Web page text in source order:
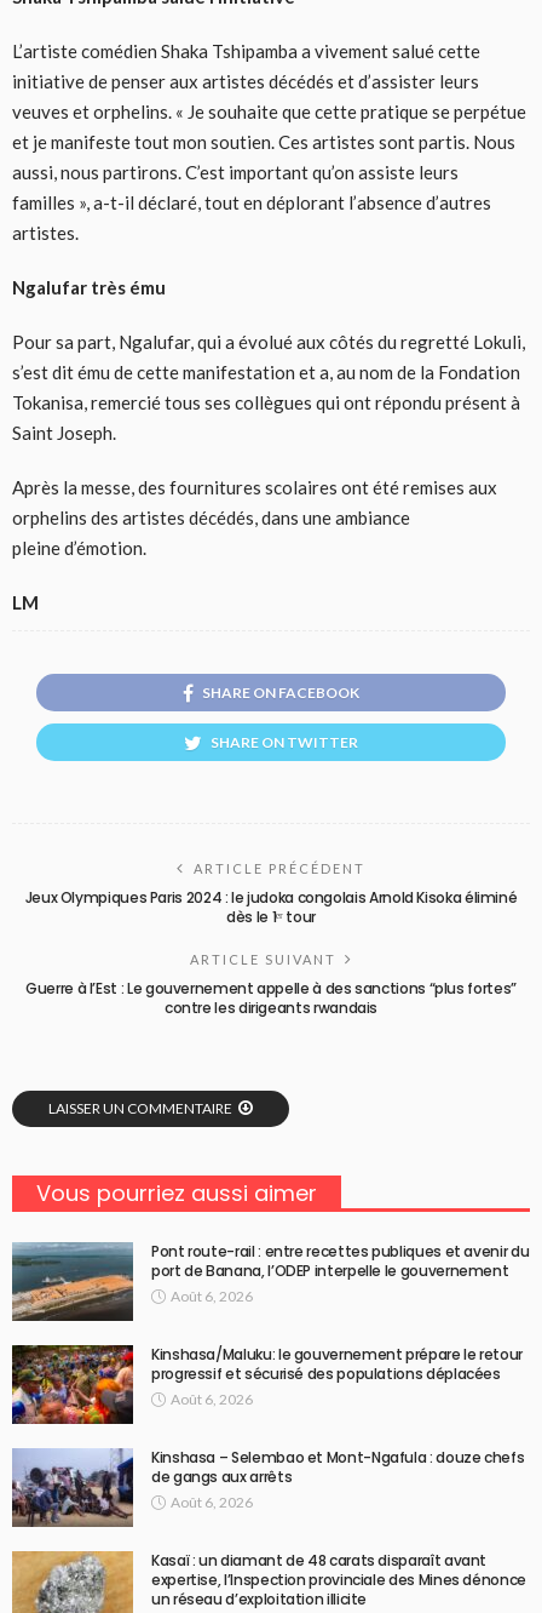
L’artiste comédien Shaka Tshipamba a vivement salué cette
initiative de penser aux artistes décédés et d’assister leurs
veuves et orphelins. « Je souhaite que cette pratique se perpétue
et je manifeste tout mon soutien. Ces artistes sont partis. Nous
aussi, nous partirons. C’est important qu’on assiste leurs
familles », a-t-il déclaré, tout en déplorant l’absence d’autres
artistes.
Ngalufar très ému
Pour sa part, Ngalufar, qui a évolué aux côtés du regretté Lokuli,
s’est dit ému de cette manifestation et a, au nom de la Fondation
Tokanisa, remercié tous ses collègues qui ont répondu présent à
Saint Joseph.
Après la messe, des fournitures scolaires ont été remises aux
orphelins des artistes décédés, dans une ambiance
pleine d’émotion.
LM
SHARE ON FACEBOOK
SHARE ON TWITTER
ARTICLE PRÉCÉDENT
Jeux Olympiques Paris 2024 : le judoka congolais Arnold Kisoka éliminé
dès le 1ᵉʳ tour
ARTICLE SUIVANT
Guerre à l’Est : Le gouvernement appelle à des sanctions “plus fortes”
contre les dirigeants rwandais
LAISSER UN COMMENTAIRE
Vous pourriez aussi aimer
Pont route-rail : entre recettes publiques et avenir du
port de Banana, l’ODEP interpelle le gouvernement
Août 6, 2026
Kinshasa/Maluku: le gouvernement prépare le retour
progressif et sécurisé des populations déplacées
Août 6, 2026
Kinshasa – Selembao et Mont-Ngafula : douze chefs
de gangs aux arrêts
Août 6, 2026
Kasaï : un diamant de 48 carats disparaît avant
expertise, l’Inspection provinciale des Mines dénonce
un réseau d’exploitation illicite